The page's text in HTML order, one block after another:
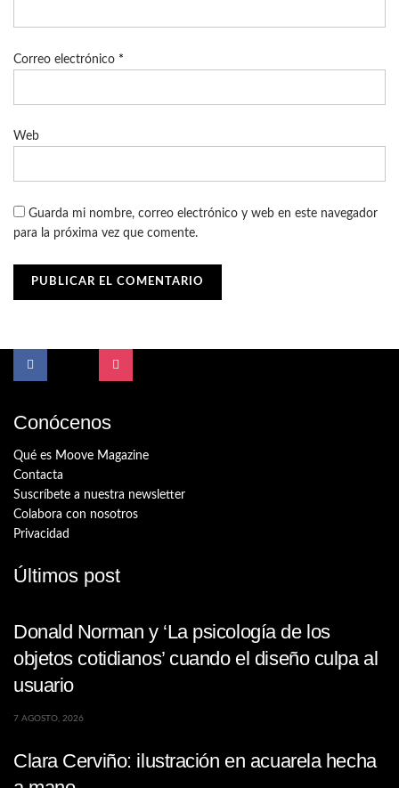
Correo electrónico *
Web
Guarda mi nombre, correo electrónico y web en este navegador
para la próxima vez que comente.
Conócenos
Qué es Moove Magazine
Contacta
Suscríbete a nuestra newsletter
Colabora con nosotros
Privacidad
Últimos post
Donald Norman y ‘La psicología de los
objetos cotidianos’ cuando el diseño culpa al
usuario
7 AGOSTO, 2026
Clara Cerviño: ilustración en acuarela hecha